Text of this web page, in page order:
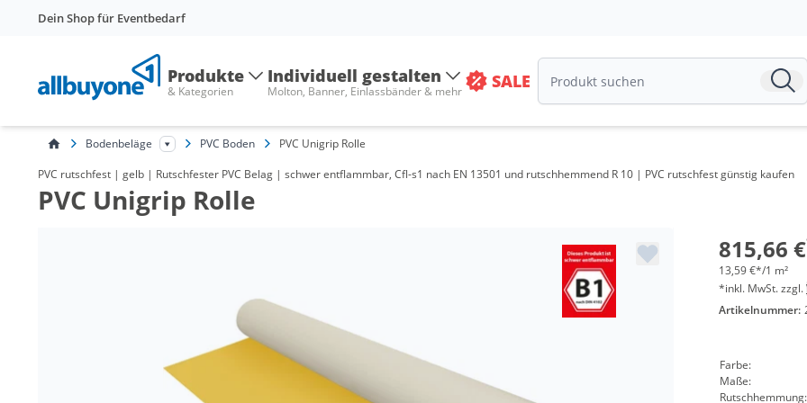
Dein Shop für Eventbedarf
Produkte
& Kategorien
Individuell gestalten
Molton, Banner, Einlassbänder & mehr SALE
Bodenbeläge PVC Boden PVC Unigrip Rolle
PVC rutschfest | gelb | Rutschfester PVC Belag | schwer entflammbar, Cfl-s1 nach EN 13501 und rutschhemmend R 10 | PVC rutschfest günstig kaufen
PVC Unigrip Rolle
815,66 €
ab
13,59 €*/1 m²
*inkl. MwSt. zzgl.
Artikelnummer:
Farbe:
Maße:
Rutschhemmung: